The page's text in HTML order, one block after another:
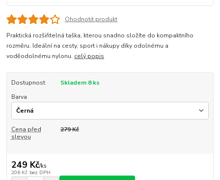
Ohodnotit produkt
Praktická rozšiřitelná taška, kterou snadno složíte do kompaktního
rozměru. Ideální na cesty, sport i nákupy díky odolnému a
voděodolnému nylonu. celý popis
Dostupnost
Skladem 8 ks
Barva
Cena před
slevou
279 Kč
249 Kč/ks
206 Kč bez DPH